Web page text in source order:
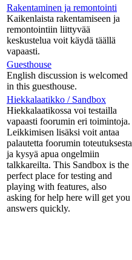
Rakentaminen ja remontointi
Kaikenlaista rakentamiseen ja
remontointiin liittyvää
keskustelua voit käydä täällä
vapaasti.
Guesthouse
English discussion is welcomed
in this guesthouse.
Hiekkalaatikko / Sandbox
Hiekkalaatikossa voi testailla
vapaasti foorumin eri toimintoja.
Leikkimisen lisäksi voit antaa
palautetta foorumin toteutuksesta
ja kysyä apua ongelmiin
talkkareilta. This Sandbox is the
perfect place for testing and
playing with features, also
asking for help here will get you
answers quickly.